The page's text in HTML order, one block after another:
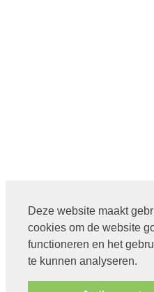
Deze website maakt
cookies om de website
functioneren en het
te kunnen analyseren.